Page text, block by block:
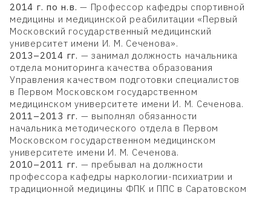
2014 г. по н.в. — Профессор кафедры спортивной
медицины и медицинской реабилитации «Первый
Московский государственный медицинский
университет имени И. М. Сеченова».
2013–2014 гг. — занимал должность начальника
отдела мониторинга качества образования
Управления качеством подготовки специалистов
в Первом Московском государственном
медицинском университете имени И. М. Сеченова.
2011–2013 гг. — выполнял обязанности
начальника методического отдела в Первом
Московском государственном медицинском
университете имени И. М. Сеченова.
2010–2011 гг. — пребывал на должности
профессора кафедры наркологии-психиатрии и
традиционной медицины ФПК и ППС в Саратовском